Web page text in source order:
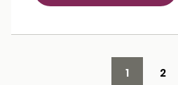
1 2